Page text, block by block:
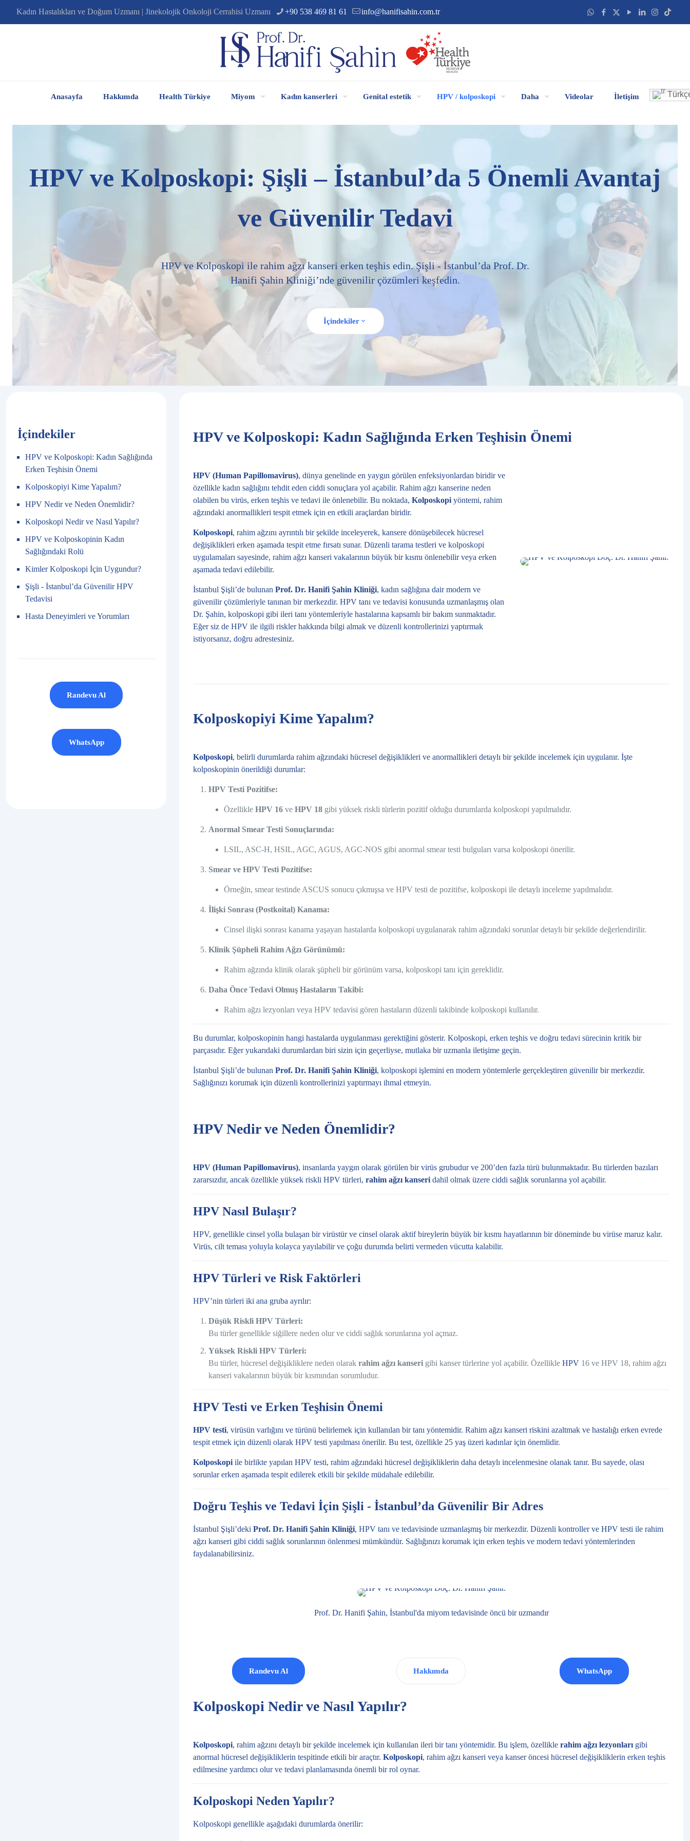
Kadın Hastalıkları ve Doğum Uzmanı | Jinekolojik Onkoloji Cerrahisi Uzmanı +90 538 469 81 61 info@hanifisahin.com.tr
Anasayfa Hakkımda Health Türkiye Miyom Kadın kanserleri Genital estetik HPV / kolposkopi Daha Videolar İletişim
HPV ve Kolposkopi: Şişli – İstanbul’da 5 Önemli Avantaj
ve Güvenilir Tedavi
HPV ve Kolposkopi ile rahim ağzı kanseri erken teşhis edin. Şişli - İstanbul’da Prof. Dr.
Hanifi Şahin Kliniği’nde güvenilir çözümleri keşfedin.
İçindekiler
İçindekiler
HPV ve Kolposkopi: Kadın Sağlığında
Erken Teşhisin Önemi
Kolposkopiyi Kime Yapalım?
HPV Nedir ve Neden Önemlidir?
Kolposkopi Nedir ve Nasıl Yapılır?
HPV ve Kolposkopinin Kadın
Sağlığındaki Rolü
Kimler Kolposkopi İçin Uygundur?
Şişli - İstanbul’da Güvenilir HPV
Tedavisi
Hasta Deneyimleri ve Yorumları
Randevu Al
WhatsApp
HPV ve Kolposkopi: Kadın Sağlığında Erken Teşhisin Önemi
HPV (Human Papillomavirus), dünya genelinde en yaygın görülen enfeksiyonlardan biridir ve
özellikle kadın sağlığını tehdit eden ciddi sonuçlara yol açabilir. Rahim ağzı kanserine neden
olabilen bu virüs, erken teşhis ve tedavi ile önlenebilir. Bu noktada, Kolposkopi yöntemi, rahim
ağzındaki anormallikleri tespit etmek için en etkili araçlardan biridir.
Kolposkopi, rahim ağzını ayrıntılı bir şekilde inceleyerek, kansere dönüşebilecek hücresel
değişiklikleri erken aşamada tespit etme fırsatı sunar. Düzenli tarama testleri ve kolposkopi
uygulamaları sayesinde, rahim ağzı kanseri vakalarının büyük bir kısmı önlenebilir veya erken
aşamada tedavi edilebilir.
İstanbul Şişli’de bulunan Prof. Dr. Hanifi Şahin Kliniği, kadın sağlığına dair modern ve
güvenilir çözümleriyle tanınan bir merkezdir. HPV tanı ve tedavisi konusunda uzmanlaşmış olan
Dr. Şahin, kolposkopi gibi ileri tanı yöntemleriyle hastalarına kapsamlı bir bakım sunmaktadır.
Eğer siz de HPV ile ilgili riskler hakkında bilgi almak ve düzenli kontrollerinizi yaptırmak
istiyorsanız, doğru adrestesiniz.
Kolposkopiyi Kime Yapalım?
Kolposkopi, belirli durumlarda rahim ağzındaki hücresel değişiklikleri ve anormallikleri detaylı bir şekilde incelemek için uygulanır. İşte
kolposkopinin önerildiği durumlar:
HPV Testi Pozitifse:
Özellikle HPV 16 ve HPV 18 gibi yüksek riskli türlerin pozitif olduğu durumlarda kolposkopi yapılmalıdır.
Anormal Smear Testi Sonuçlarında:
LSIL, ASC-H, HSIL, AGC, AGUS, AGC-NOS gibi anormal smear testi bulguları varsa kolposkopi önerilir.
Smear ve HPV Testi Pozitifse:
Örneğin, smear testinde ASCUS sonucu çıkmışsa ve HPV testi de pozitifse, kolposkopi ile detaylı inceleme yapılmalıdır.
İlişki Sonrası (Postkoital) Kanama:
Cinsel ilişki sonrası kanama yaşayan hastalarda kolposkopi uygulanarak rahim ağzındaki sorunlar detaylı bir şekilde değerlendirilir.
Klinik Şüpheli Rahim Ağzı Görünümü:
Rahim ağzında klinik olarak şüpheli bir görünüm varsa, kolposkopi tanı için gereklidir.
Daha Önce Tedavi Olmuş Hastaların Takibi:
Rahim ağzı lezyonları veya HPV tedavisi gören hastaların düzenli takibinde kolposkopi kullanılır.
Bu durumlar, kolposkopinin hangi hastalarda uygulanması gerektiğini gösterir. Kolposkopi, erken teşhis ve doğru tedavi sürecinin kritik bir
parçasıdır. Eğer yukarıdaki durumlardan biri sizin için geçerliyse, mutlaka bir uzmanla iletişime geçin.
İstanbul Şişli’de bulunan Prof. Dr. Hanifi Şahin Kliniği, kolposkopi işlemini en modern yöntemlerle gerçekleştiren güvenilir bir merkezdir.
Sağlığınızı korumak için düzenli kontrollerinizi yaptırmayı ihmal etmeyin.
HPV Nedir ve Neden Önemlidir?
HPV (Human Papillomavirus), insanlarda yaygın olarak görülen bir virüs grubudur ve 200’den fazla türü bulunmaktadır. Bu türlerden bazıları
zararsızdır, ancak özellikle yüksek riskli HPV türleri, rahim ağzı kanseri dahil olmak üzere ciddi sağlık sorunlarına yol açabilir.
HPV Nasıl Bulaşır?
HPV, genellikle cinsel yolla bulaşan bir virüstür ve cinsel olarak aktif bireylerin büyük bir kısmı hayatlarının bir döneminde bu virüse maruz kalır.
Virüs, cilt teması yoluyla kolayca yayılabilir ve çoğu durumda belirti vermeden vücutta kalabilir.
HPV Türleri ve Risk Faktörleri
HPV’nin türleri iki ana gruba ayrılır:
Düşük Riskli HPV Türleri:
Bu türler genellikle siğillere neden olur ve ciddi sağlık sorunlarına yol açmaz.
Yüksek Riskli HPV Türleri:
Bu türler, hücresel değişikliklere neden olarak rahim ağzı kanseri gibi kanser türlerine yol açabilir. Özellikle HPV 16 ve HPV 18, rahim ağzı
kanseri vakalarının büyük bir kısmından sorumludur.
HPV Testi ve Erken Teşhisin Önemi
HPV testi, virüsün varlığını ve türünü belirlemek için kullanılan bir tanı yöntemidir. Rahim ağzı kanseri riskini azaltmak ve hastalığı erken evrede
tespit etmek için düzenli olarak HPV testi yapılması önerilir. Bu test, özellikle 25 yaş üzeri kadınlar için önemlidir.
Kolposkopi ile birlikte yapılan HPV testi, rahim ağzındaki hücresel değişikliklerin daha detaylı incelenmesine olanak tanır. Bu sayede, olası
sorunlar erken aşamada tespit edilerek etkili bir şekilde müdahale edilebilir.
Doğru Teşhis ve Tedavi İçin Şişli - İstanbul’da Güvenilir Bir Adres
İstanbul Şişli’deki Prof. Dr. Hanifi Şahin Kliniği, HPV tanı ve tedavisinde uzmanlaşmış bir merkezdir. Düzenli kontroller ve HPV testi ile rahim
ağzı kanseri gibi ciddi sağlık sorunlarının önlenmesi mümkündür. Sağlığınızı korumak için erken teşhis ve modern tedavi yöntemlerinden
faydalanabilirsiniz.
Prof. Dr. Hanifi Şahin, İstanbul'da miyomtedavisinde öncü bir uzmandır
Randevu Al Hakkımda WhatsApp
Kolposkopi Nedir ve Nasıl Yapılır?
Kolposkopi, rahim ağzını detaylı bir şekilde incelemek için kullanılan ileri bir tanı yöntemidir. Bu işlem, özellikle rahim ağzı lezyonları gibi
anormal hücresel değişikliklerin tespitinde etkili bir araçtır. Kolposkopi, rahim ağzı kanseri veya kanser öncesi hücresel değişikliklerin erken teşhis
edilmesine yardımcı olur ve tedavi planlamasında önemli bir rol oynar.
Kolposkopi Neden Yapılır?
Kolposkopi genellikle aşağıdaki durumlarda önerilir: